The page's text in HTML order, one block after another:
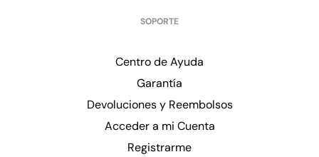
SOPORTE
Centro de Ayuda
Garantía
Devoluciones y Reembolsos
Acceder a mi Cuenta
Registrarme